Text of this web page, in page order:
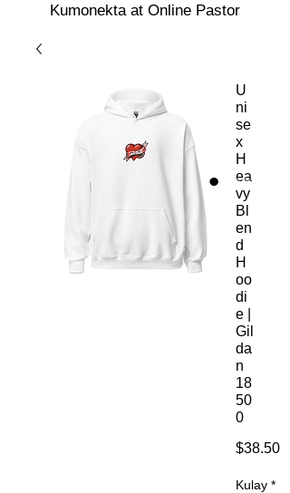
Kumonekta at Online Pastor
U
ni
se
x
H
ea
vy
Bl
en
d
H
oo
di
e |
Gil
da
n
18
50
0
$38.50
Kulay *